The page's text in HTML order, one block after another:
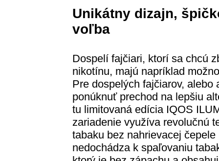
Unikátny dizajn,
voľba
Dospelí fajčiari, ktorí sa chcú
nikotínu, majú napríklad
Pre dospelých fajčiarov,
ponúknuť prechod na lepšiu
tu limitovaná edícia IQOS
zariadenie využíva revolučnú
tabaku bez nahrievacej
nedochádza k spaľovaniu